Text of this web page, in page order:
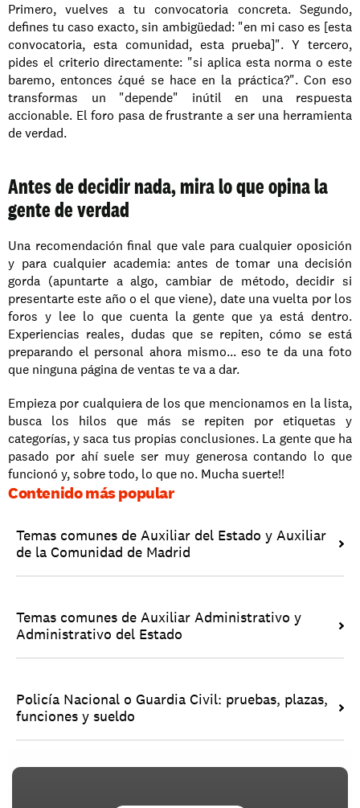
Primero, vuelves a tu convocatoria concreta. Segundo,
defines tu caso exacto, sin ambigüedad: "en mi caso es [esta
convocatoria, esta comunidad, esta prueba]". Y tercero,
pides el criterio directamente: "si aplica esta norma o este
baremo, entonces ¿qué se hace en la práctica?". Con eso
transformas un "depende" inútil en una respuesta
accionable. El foro pasa de frustrante a ser una herramienta
de verdad.
Antes de decidir nada, mira lo que opina la
gente de verdad
Una recomendación final que vale para cualquier oposición
y para cualquier academia: antes de tomar una decisión
gorda (apuntarte a algo, cambiar de método, decidir si
presentarte este año o el que viene), date una vuelta por los
foros y lee lo que cuenta la gente que ya está dentro.
Experiencias reales, dudas que se repiten, cómo se está
preparando el personal ahora mismo... eso te da una foto
que ninguna página de ventas te va a dar.
Empieza por cualquiera de los que mencionamos en la lista,
busca los hilos que más se repiten por etiquetas y
categorías, y saca tus propias conclusiones. La gente que ha
pasado por ahí suele ser muy generosa contando lo que
funcionó y, sobre todo, lo que no. Mucha suerte!!
Contenido más popular
Temas comunes de Auxiliar del Estado y Auxiliar
de la Comunidad de Madrid
Temas comunes de Auxiliar Administrativo y
Administrativo del Estado
Policía Nacional o Guardia Civil: pruebas, plazas,
funciones y sueldo